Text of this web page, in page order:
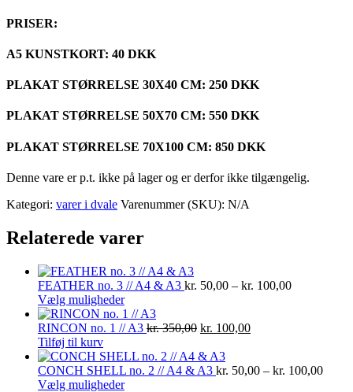
PRISER:
A5 KUNSTKORT: 40 DKK
PLAKAT STØRRELSE 30X40 CM: 250 DKK
PLAKAT STØRRELSE 50X70 CM: 550 DKK
PLAKAT STØRRELSE 70X100 CM: 850 DKK
Denne vare er p.t. ikke på lager og er derfor ikke tilgængelig.
Kategori: varer i dvale Varenummer (SKU): N/A
Relaterede varer
FEATHER no. 3 // A4 & A3 kr. 50,00 – kr. 100,00Prisinterval:
Vælg mulighederDette
vare
har
varianter.
Mulighederne
kan
RINCON no. 1 // A3 kr.350,00 Den
pris
var:
kr. 100,00Den
er:
Tilføj til kurv
CONCH SHELL no. 2 // A4 & A3 kr. 50,00 – kr. 100,00
Vælg mulighederDette